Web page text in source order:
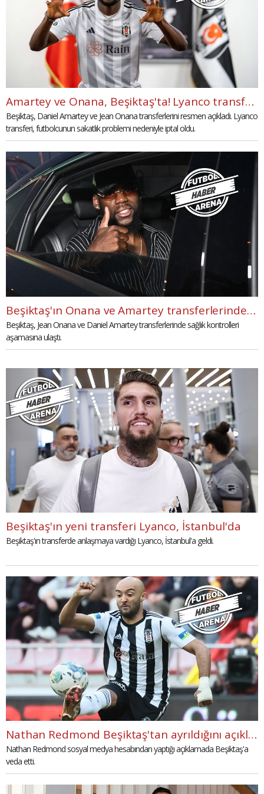
Amartey ve Onana, Beşiktaş'ta! Lyanco transferi iptal
Beşiktaş, Daniel Amartey ve Jean Onana transferlerini resmen açıkladı. Lyanco
transferi, futbolcunun sakatlık problemi nedeniyle iptal oldu.
Beşiktaş'ın Onana ve Amartey transferlerinde mutlu son
Beşiktaş, Jean Onana ve Daniel Amartey transferlerinde sağlık kontrolleri
aşamasına ulaştı.
Beşiktaş'ın yeni transferi Lyanco, İstanbul'da
Beşiktaş'ın transferde anlaşmaya vardığı Lyanco, İstanbul'a geldi.
Nathan Redmond Beşiktaş'tan ayrıldığını açıkladı
Nathan Redmond sosyal medya hesabından yaptığı açıklamada Beşiktaş'a
veda etti.